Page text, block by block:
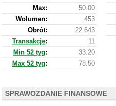
Max:
50.00
Wolumen:
453
Obrót:
22 643
Transakcje:
11
Min 52 tyg:
33.20
Max 52 tyg: 78.50
SPRAWOZDANIE FINANSOWE